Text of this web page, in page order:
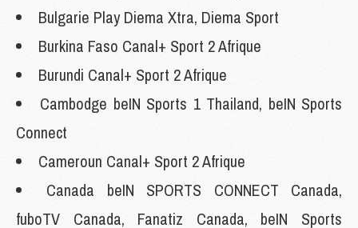
Bulgarie Play Diema Xtra, Diema Sport
Burkina Faso Canal+ Sport 2 Afrique
Burundi Canal+ Sport 2 Afrique
Cambodge beIN Sports 1 Thailand, beIN Sports
Connect
Cameroun Canal+ Sport 2 Afrique
Canada beIN SPORTS CONNECT Canada,
fuboTV Canada, Fanatiz Canada, beIN Sports